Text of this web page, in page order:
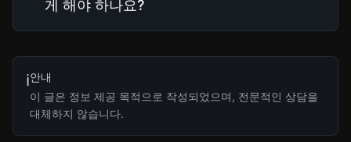
게 해야 하나요?
ℹ️안내
이 글은 정보 제공 목적으로 작성되었으며, 전문적인 상담을
대체하지 않습니다.